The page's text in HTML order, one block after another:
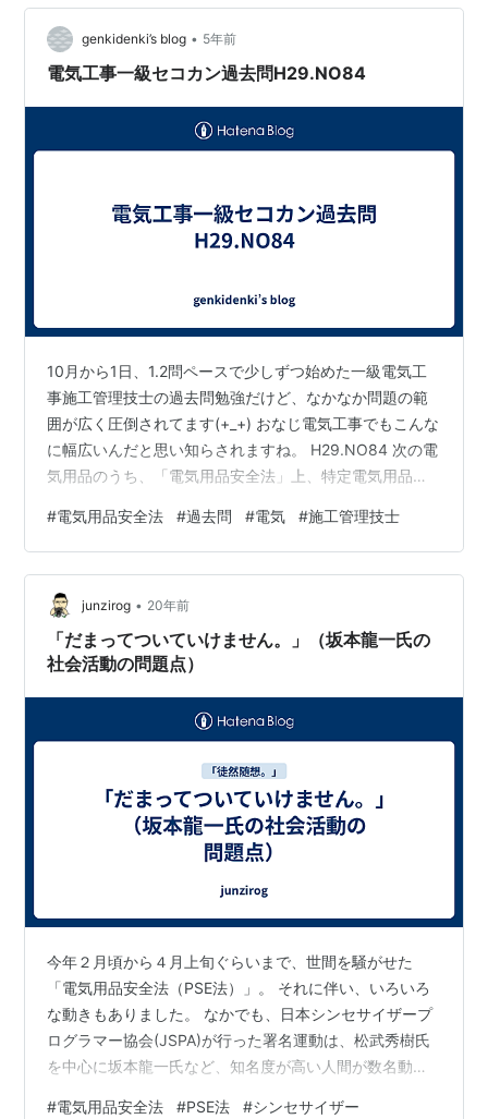
作物の工事，維持及び運用を規制することによって，公
共の安全を確保し，及び環境の保全を図ることを目的と
する。 （参考）旧 電気事業…
genkidenki’s blog • 5年前
電気工事一級セコカン過去問H29.NO84
10月から1日、1.2問ペースで少しずつ始めた一級電気工
事施工管理技士の過去問勉強だけど、なかなか問題の範
囲が広く圧倒されてます(+_+) おなじ電気工事でもこんな
に幅広いんだと思い知らされますね。 H29.NO84 次の電
気用品のうち、「電気用品安全法」上、特定電気用品に
れる特殊な構造のもの及び防爆構造のものは除く。 1.定
格電圧250V32W1灯用の蛍光灯用安定器 2.定格電圧125V
定格電流20Aのライティングダクト 3.定格電流250V定格
電流50Aの配線用遮断器 4.600V架橋ポリエチレン絶縁ビ
ニルシースケーブル（CVT14㎟） …
#電気用品安全法 #過去問 #電気 #施工管理技士
junzirog • 20年前
「だまってついていけません。」（坂本龍一氏の
社会活動の問題点）
今年２月頃から４月上旬ぐらいまで、世間を騒がせた
「電気用品安全法（PSE法）」。 それに伴い、いろいろ
な動きもありました。 なかでも、日本シンセサイザープ
ログラマー協会(JSPA)が行った署名運動は、松武秀樹氏
を中心に坂本龍一氏など、知名度が高い人間が数名動い
#電気用品安全法 #PSE法 #シンセサイザー